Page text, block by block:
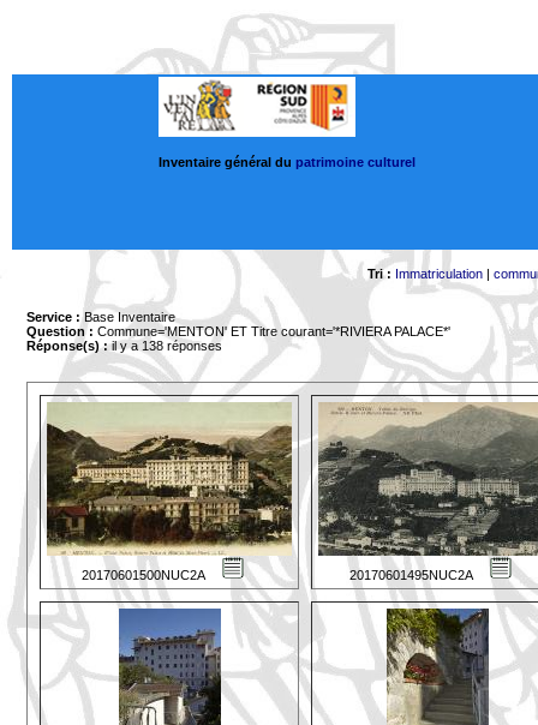
Inventaire général du patrimoine culturel
Tri : Immatriculation |
Service : Base Inventaire
Question : Commune='MENTON' ET Titre courant='*RIVIERA PALACE*'
Réponse(s) :il y a 138 réponses
20170601500NUC2A 20170601495NUC2A